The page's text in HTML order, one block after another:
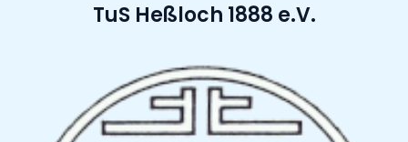
TuS Heßloch 1888 e.V.